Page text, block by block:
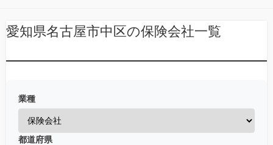
愛知県名古屋市中区の保険会社一覧
業種
都道府県